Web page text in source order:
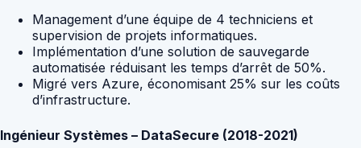
Management d’une équipe de 4 techniciens et
supervision de projets informatiques.
Implémentation d’une solution de sauvegarde
automatisée réduisant les temps d’arrêt de 50%.
Migré vers Azure, économisant 25% sur les coûts
d’infrastructure.
Ingénieur Systèmes – DataSecure (2018-2021)